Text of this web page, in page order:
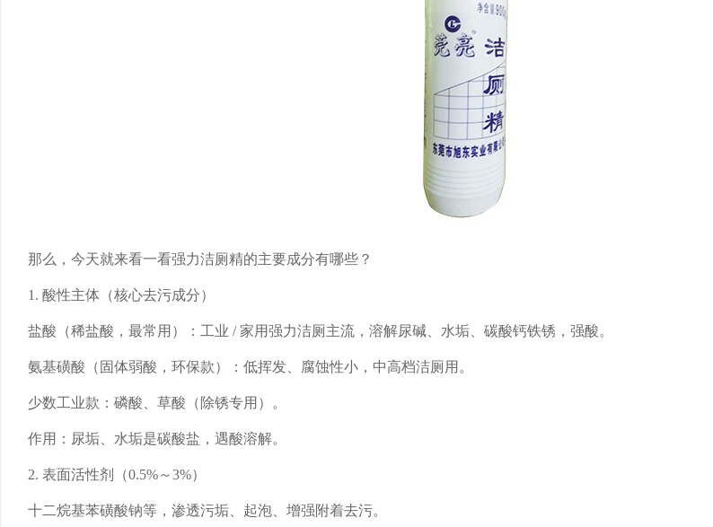
那么，今天就来看一看强力洁厕精的主要成分有哪些？
1. 酸性主体（核心去污成分）
盐酸（稀盐酸，最常用）：工业 / 家用强力洁厕主流，溶解尿碱、水垢、碳酸钙铁锈，强酸。
氨基磺酸（固体弱酸，环保款）：低挥发、腐蚀性小，中高档洁厕用。
少数工业款：磷酸、草酸（除锈专用）。
作用：尿垢、水垢是碳酸盐，遇酸溶解。
2. 表面活性剂（0.5%～3%）
十二烷基苯磺酸钠等，渗透污垢、起泡、增强附着去污。